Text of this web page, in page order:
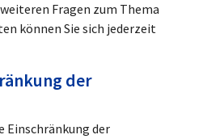
Fragen zum Thema
können Sie sich jederzeit
der
Einschränkung der